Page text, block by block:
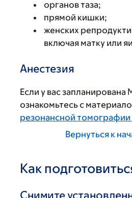
органов таза;
прямой кишки;
женских
включая матку или
Анестезия
Если у вас запланирована
ознакомьтесь с
резонансной томографии
Вернуться к
Как
Снимите